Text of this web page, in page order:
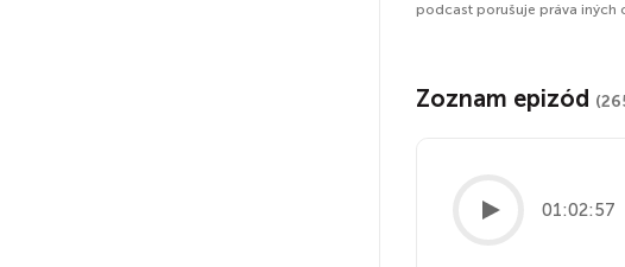
podcast porušuje práva iných
Zoznam epizód
01:02:57